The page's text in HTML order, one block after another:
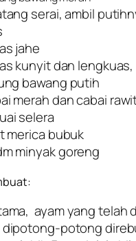
serai, ambil
jahe
kunyit dan
bawang putih
merah dan cabai
selera
merica bubuk
minyak goreng
ayam yang telah
dipotong-potong